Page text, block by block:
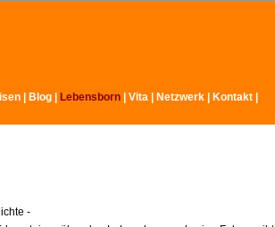
Blog Lebensborn Vita Netzwerk Kontakt
-